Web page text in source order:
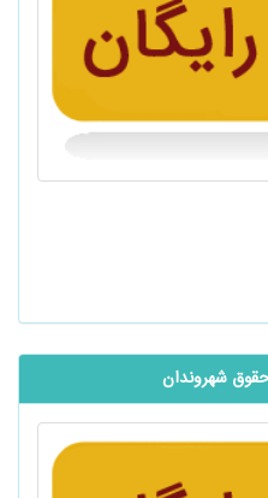
شهروندان